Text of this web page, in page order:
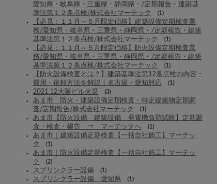
愛知県・岐阜県・三重県・静岡県・/定期報告・建築基
準法第１２条点検/株式会社マーテック
(1)
【必見：１１月～５月限定価格】建築設備定期検査業
務/愛知県・岐阜県・三重県・静岡県・/定期報告・建築
基準法第１２条点検/株式会社マーテック
(1)
【必見：１１月～５月限定価格】防火設備定期検査業
務/愛知県・岐阜県・三重県・静岡県・/定期報告・建築
基準法第１２条点検/株式会社マーテック
(1)
【防火設備検査とは？】建築基準法第12条点検の内容・
費用・依頼方法を解説｜名古屋・愛知対応
(1)
2021.12大阪ビル火災 (3)
あま市 防火・建築設備定期検査・特定建築物定期調
査/定期報告/株式会社マーテック
(1)
あま市【防火設備 建築設備 発電機負荷試験】定期調
査・検査・報告 ⇒ マーテックへ
(1)
あま市｜建築設備定期検査【一括自社施工】マーテッ
ク
(1)
あま市｜防火設備定期検査【一括自社施工】マーテッ
ク
(2)
スプリンクラー設備 (1)
スプリンクラー設備 愛知県 (1)